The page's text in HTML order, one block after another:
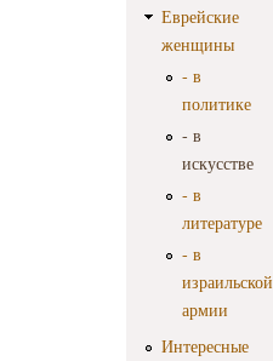
Еврейские
женщины
- в
политике
- в
искусстве
- в
литературе
- в
израильской
армии
Интересные